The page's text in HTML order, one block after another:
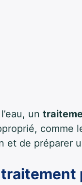
un
comme
et de préparer